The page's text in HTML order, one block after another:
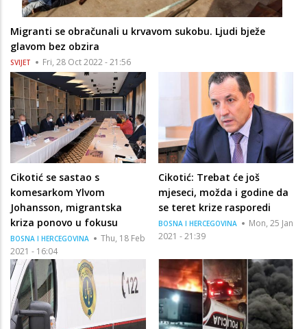
Migranti se obračunali u krvavom sukobu. Ljudi bježe
glavom bez obzira
SVIJET Fri, 28 Oct 2022 - 21:56
Cikotić se sastao s
komesarkom Ylvom
Johansson, migrantska
kriza ponovo u fokusu
BOSNA I HERCEGOVINA
Thu, 18 Feb
2021 - 16:04
Cikotić: Trebat će još
mjeseci, možda i godine da
se teret krize rasporedi
BOSNA I HERCEGOVINA
Mon, 25 Jan
2021 - 21:39